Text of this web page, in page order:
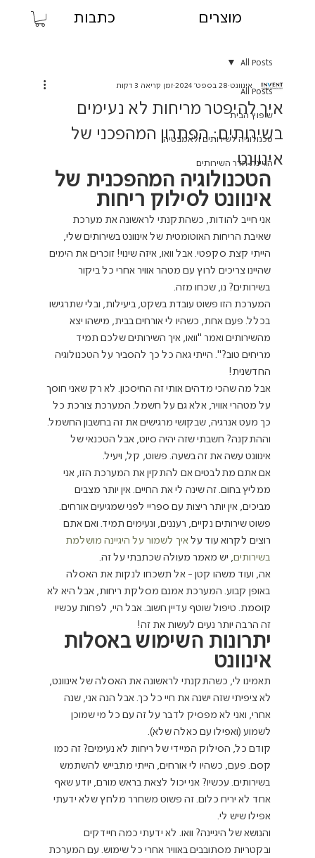
מוצרים כתבות
All Posts
שיפוץ הבית
טכנולוגיה לשירותים ולאמבטיה
הגיינת חדר השירותים
All Posts
איך להיפטר מריחות לא נעימים
בשירותים: הפתרון המהפכני של
אינוונט
אינוונט 28 בספט׳ 2024 זמן קריאה 3 דקות
הטכנולוגיה המהפכנית של
אינוונט לסילוק ריחות
אני חייב להודות, כשהתקנתי לראשונה את מערכת
שאיבת הריחות האוטומטית של אינוונט בשירותים שלי,
הייתי קצת סקפטי. אבל וואו, איזה שינוי! זוכרים את הימים
שהיינו צריכים לרוץ עם מטהר אוויר אחרי כל ביקור
בשירותים? נו, שכחו מזה.
המערכת הזו פשוט עובדת בשקט, ביעילות, ובלי שתרגישו
בכלל. פעם אחת, כשהיו לי אורחים בבית, מישהו יצא
מהשירותים ואמר "וואו, איך השירותים שלכם תמיד
מריחים טוב?". הייתי גאה כל כך להסביר על הטכנולוגיה
החדשנית!
אבל מה שהכי מדהים אותי זה החיסכון. לא רק שאני חוסך
על מטהרי אוויר, אלא גם על חשמל. המערכת צורכת כל
כך מעט אנרגיה, שבקושי מרגישים את זה בחשבון החשמל.
וההתקנה? חשבתי שזה יהיה סיוט, אבל הטכנאי של
אינוונט עשה את זה בשעה. פשוט, קל, ויעיל.
אם אתם מתלבטים אם להתקין את המערכת הזו, אני
ממליץ בחום. זה שינה לי את החיים. אין יותר מצבים
מביכים, אין יותר ריצות עם ספריי לפני שמגיעים אורחים.
פשוט שירותים נקיים, רעננים, ונעימים תמיד. ואם אתם
רוצים לקרוא עוד על איך לשמור על היגיינה מושלמת
בשירותים, יש מאמר מעולה שכתבתי על זה.
אה, ועוד משהו קטן - אל תשכחו לנקות את האסלה
באופן קבוע. המערכת אמנם מסלקת ריחות, אבל היא לא
קוסמת. טיפול שוטף עדיין חשוב. אבל היי, לפחות עכשיו
זה הרבה יותר נעים לעשות את זה!
יתרונות השימוש באסלות
אינוונט
תאמינו לי, כשהתקנתי לראשונה את האסלה של אינוונט,
לא ציפיתי שזה ישנה את חיי כל כך. אבל הנה אני, שנה
אחרי, ואני לא מפסיק לדבר על זה עם כל מי שמוכן
לשמוע (ואפילו עם כאלה שלא).
קודם כל, הסילוק המיידי של ריחות לא נעימים? זה כמו
קסם. פעם, כשהיו לי אורחים, הייתי מתבייש להשתמש
בשירותים. עכשיו? אני יכול לצאת בראש מורם, יודע שאף
אחד לא יריח כלום. זה פשוט משחרר מלחץ שלא ידעתי
אפילו שיש לי.
והנושא של היגיינה? וואו. לא ידעתי כמה חיידקים
ובקטריות מסתובבים באוויר אחרי כל שימוש. עם המערכת